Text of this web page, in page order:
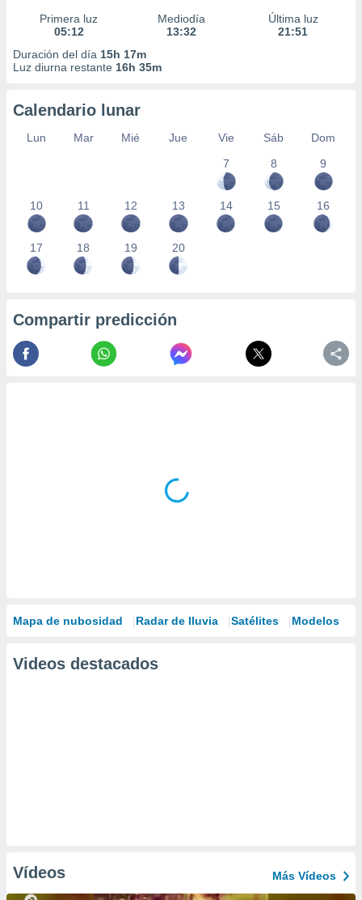
Primera luz
05:12
Mediodía
13:32
Última luz
21:51
Duración del día 15h 17m
Luz diurna restante 16h 35m
Calendario lunar
Lun Mar Mié Jue Vie Sáb
Dom
7
8 9
10 11 12 13 14 15 16
17 18 19 20
Compartir predicción
Mapa de nubosidad Radar de lluvia Satélites Modelos
Videos destacados
Vídeos Más Vídeos